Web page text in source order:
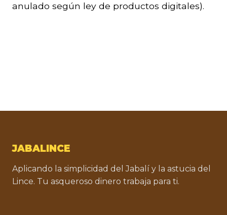
anulado según ley de productos digitales).
JABALINCE
Aplicando la simplicidad del Jabalí y la astucia del
Lince. Tu asqueroso dinero trabaja para ti.